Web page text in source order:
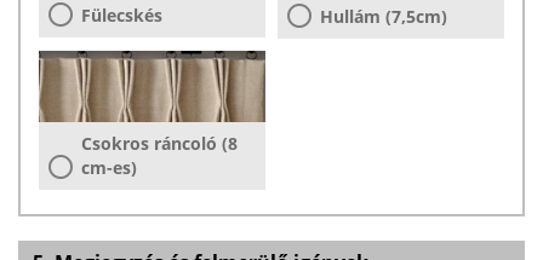
Fülecskés Hullám (7,5cm)
Csokros ráncoló (8
cm-es)